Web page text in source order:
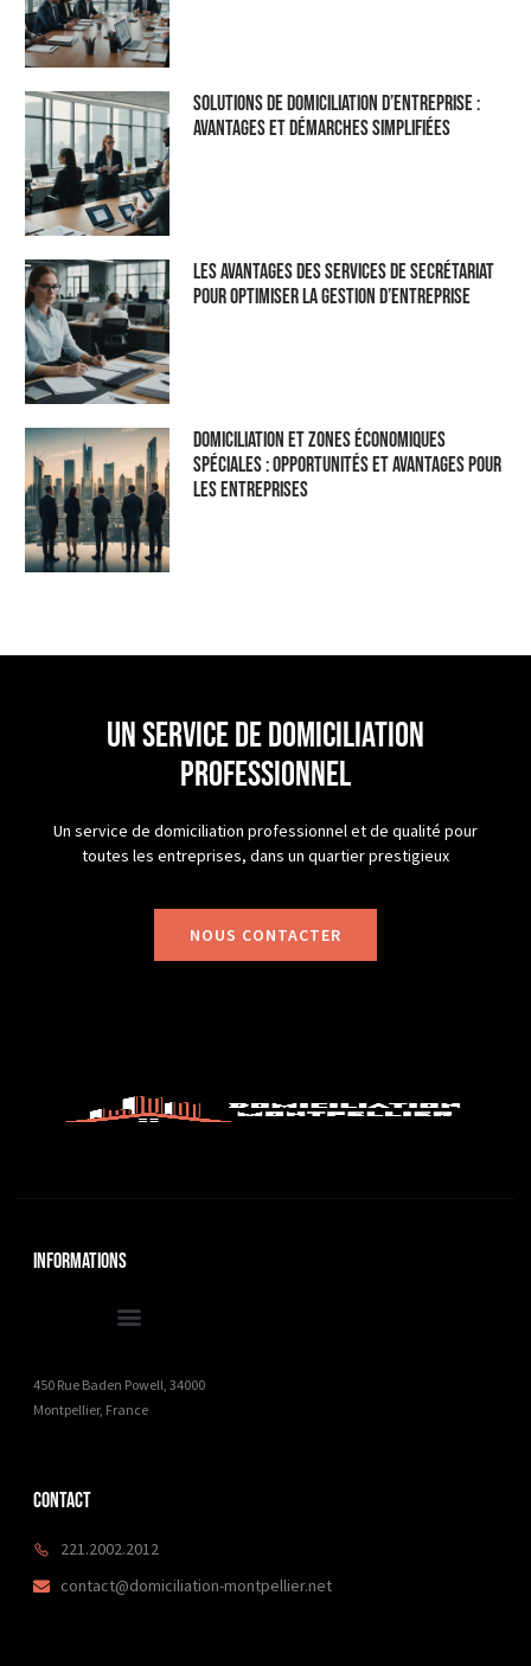
Solutions de domiciliation d’entreprise :
Avantages et démarches simplifiées
Les Avantages des Services de Secrétariat
pour Optimiser la Gestion d’Entreprise
Domiciliation et Zones Économiques
Spéciales : Opportunités et Avantages pour
les Entreprises
un service de domiciliation
professionnel
Un service de domiciliation professionnel et de qualité pour
toutes les entreprises, dans un quartier prestigieux
NOUS CONTACTER
Informations
450 Rue Baden Powell, 34000
Montpellier, France
Contact
221.2002.2012
contact@domiciliation-montpellier.net